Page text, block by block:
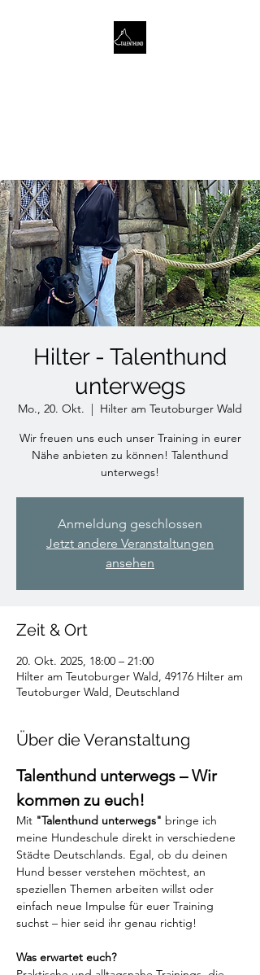
Hilter - Talenthund
unterwegs
Mo., 20. Okt.
  |
Hilter am Teutoburger Wald
Wir freuen uns euch unser Training in eurer
Nähe anbieten zu können! Talenthund
unterwegs!
Anmeldung geschlossen
Jetzt andere Veranstaltungen
ansehen
Zeit & Ort
20. Okt. 2025, 18:00 – 21:00
Hilter am Teutoburger Wald, 49176 Hilter am
Teutoburger Wald, Deutschland
Über die Veranstaltung
Talenthund unterwegs – Wir
kommen zu euch!
Mit "Talenthund unterwegs" bringe ich
meine Hundeschule direkt in verschiedene
Städte Deutschlands. Egal, ob du deinen
Hund besser verstehen möchtest, an
speziellen Themen arbeiten willst oder
einfach neue Impulse für euer Training
suchst – hier seid ihr genau richtig!
Was erwartet euch?